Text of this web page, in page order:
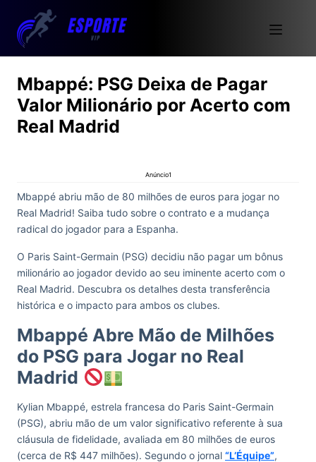
Mbappé: PSG Deixa de Pagar
Valor Milionário por Acerto com
Real Madrid
Anúncio1
Mbappé abriu mão de 80 milhões de euros para jogar no
Real Madrid! Saiba tudo sobre o contrato e a mudança
radical do jogador para a Espanha.
O Paris Saint-Germain (PSG) decidiu não pagar um bônus
milionário ao jogador devido ao seu iminente acerto com o
Real Madrid. Descubra os detalhes desta transferência
histórica e o impacto para ambos os clubes.
Mbappé Abre Mão de Milhões
do PSG para Jogar no Real
Madrid
Kylian Mbappé, estrela francesa do Paris Saint-Germain
(PSG), abriu mão de um valor significativo referente à sua
cláusula de fidelidade, avaliada em 80 milhões de euros
(cerca de R$ 447 milhões). Segundo o jornal “L’Équipe”,